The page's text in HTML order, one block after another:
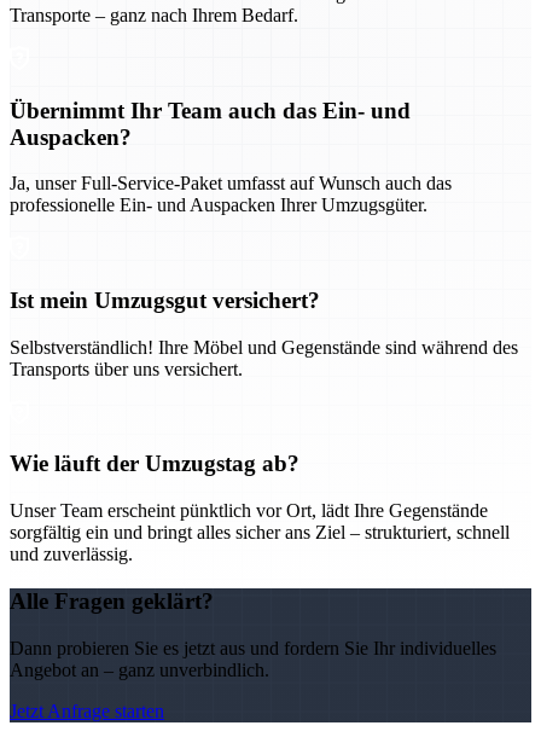
Transporte – ganz nach Ihrem Bedarf.
Übernimmt Ihr Team auch das Ein- und
Auspacken?
Ja, unser Full-Service-Paket umfasst auf Wunsch auch das
professionelle Ein- und Auspacken Ihrer Umzugsgüter.
Ist mein Umzugsgut versichert?
Selbstverständlich! Ihre Möbel und Gegenstände sind während des
Transports über uns versichert.
Wie läuft der Umzugstag ab?
Unser Team erscheint pünktlich vor Ort, lädt Ihre Gegenstände
sorgfältig ein und bringt alles sicher ans Ziel – strukturiert, schnell
und zuverlässig.
Alle Fragen geklärt?
Dann probieren Sie es jetzt aus und fordern Sie Ihr individuelles
Angebot an – ganz unverbindlich.
Jetzt Anfrage starten